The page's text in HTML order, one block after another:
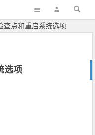
查点和重启系统选项
选项